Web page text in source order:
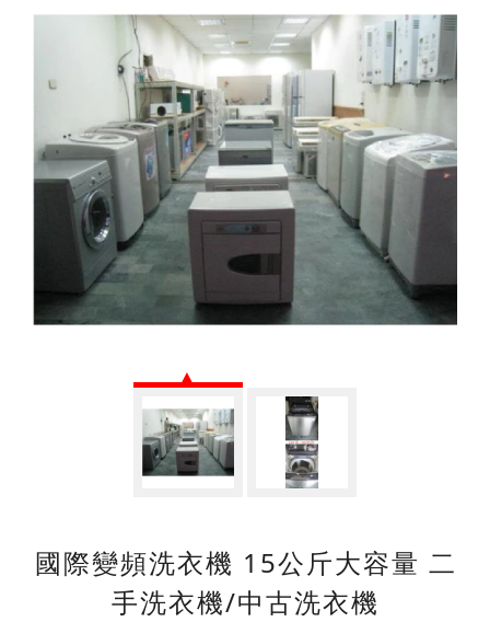
國際變頻洗衣機 15公斤大容量 二
手洗衣機/中古洗衣機